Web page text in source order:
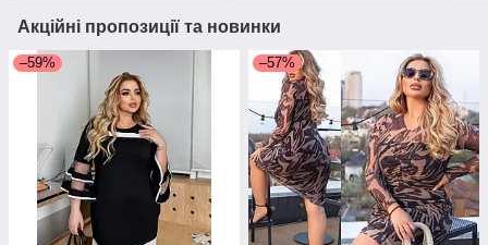
Акційні пропозиції та новинки
–59% –57%